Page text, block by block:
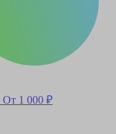
От 1 000 ₽